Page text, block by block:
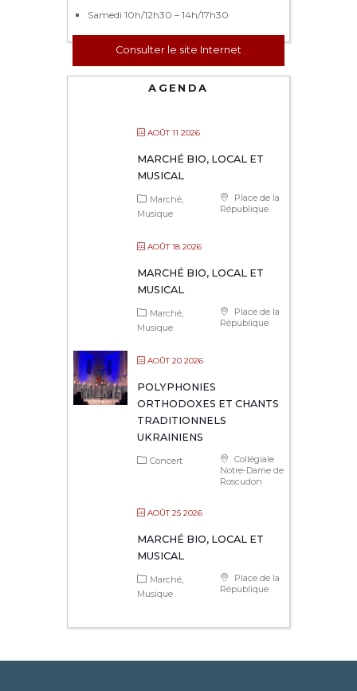
Samedi 10h/12h30 – 14h/17h30
Consulter le site Internet
AGENDA
AOÛT 11 2026
MARCHÉ BIO, LOCAL ET
MUSICAL
Place de la
République
Marché
Musique
AOÛT 18 2026
MARCHÉ BIO, LOCAL ET
MUSICAL
Place de la
République
Marché
Musique
AOÛT 20 2026
POLYPHONIES
ORTHODOXES ET CHANTS
TRADITIONNELS
UKRAINIENS
Collégiale
Notre-Dame de
Roscudon
Concert
AOÛT 25 2026
MARCHÉ BIO, LOCAL ET
MUSICAL
Place de la
République
Marché
Musique